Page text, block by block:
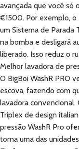
avançada que você só
€1500. Por exemplo, o
um Sistema de Parada
na bomba e desligará
liberado. Isso reduz o
Melhor lavadora de
O BigBoi WashR PRO
escova, fazendo com
lavadora convencional.
Triplex de design
pressão WashR Pro
torna uma das